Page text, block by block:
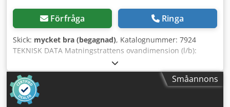
Förfråga Ringa
Skick: mycket bra (begagnad), Katalognummer: 7924
TEKNISK DATA Matningstrattens ovandimension (l/b):
500x600mm Trattens längd: 2070mm Axelbredd: 550mm
Motor: 55kW Antal knivar: 4 st Utmatning för flis:
rektangulär 560/360mm Mått (l/b/h): 3950x1520x2820mm
Vikt ca: 2500kg – Trumflishugg – 4 knivar på axeln –
Inbyggd extra fläkt för utblås av flis – Mycket gott skick
Småannons